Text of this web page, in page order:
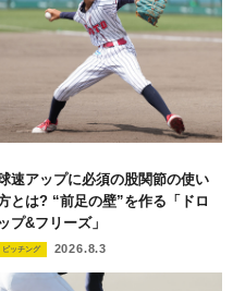
速アップに必須の股関節の使い
とは? “前足の壁”を作る「ドロ
ップ&フリーズ」
ピッチング 2026.8.3